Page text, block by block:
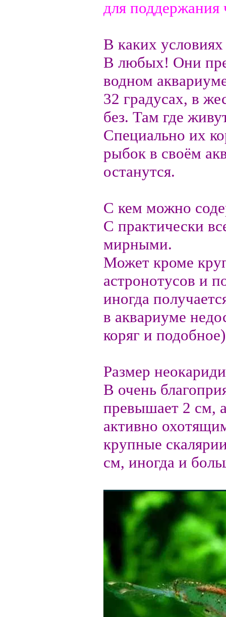
для поддержания
В каких
В любых! Они
водном
32 градусах, в
без. Там где
Специально их
рыбок в своём
останутся.
С кем можно
С практически
мирными.
Может кроме
астронотусов и
иногда
в аквариуме
коряг и подобное)
Размер
В очень
превышает 2 см,
активно
крупные
см, иногда и